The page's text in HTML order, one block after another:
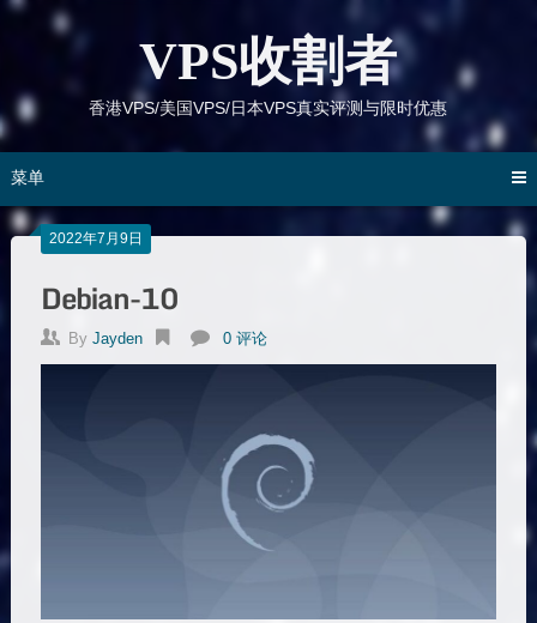
跳
VPS收割者
香港VPS/美国VPS/日本VPS真实评测与限时优惠
菜单
2022年7月9日
Debian-10
By Jayden 0 评论